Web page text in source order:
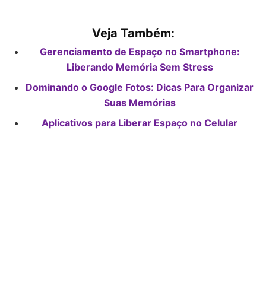
Veja Também:
Gerenciamento de Espaço no Smartphone:
Liberando Memória Sem Stress
Dominando o Google Fotos: Dicas Para Organizar
Suas Memórias
Aplicativos para Liberar Espaço no Celular